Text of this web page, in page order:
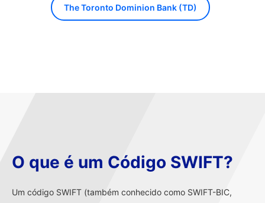
The Toronto Dominion Bank (TD)
O que é um Código SWIFT?
Um código SWIFT (também conhecido como SWIFT-BIC,